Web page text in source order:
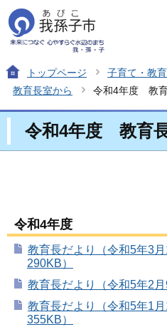
トップページ 子育て・教
教育長室から
令和4年度 教育
令和4年度 教育
令和4年度
教育長だより（令和5年3
290KB）
教育長だより（令和5年2
教育長だより（令和5年1
355KB）